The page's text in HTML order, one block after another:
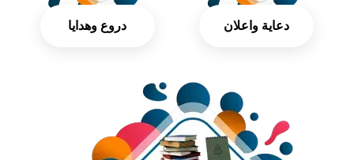
دعاية واعلان دروع وهدايا